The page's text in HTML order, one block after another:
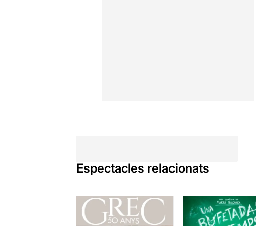
Espectacles relacionats